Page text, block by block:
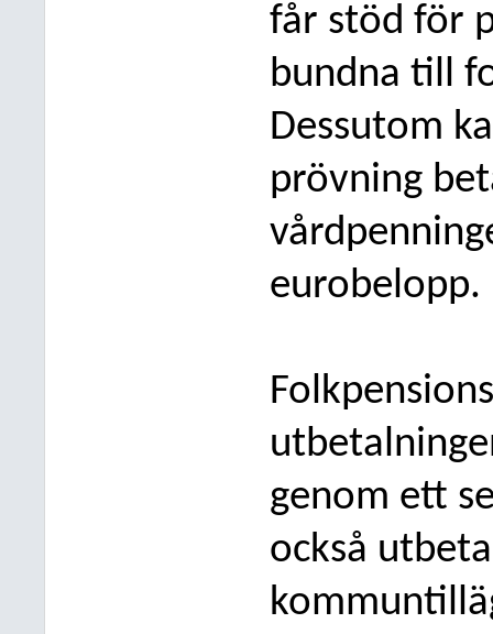
får stöd för
bundna till
Dessutom
prövning
eurobelopp.
genom ett
också